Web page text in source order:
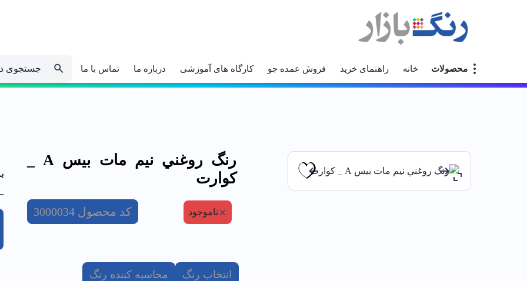
محصولات خانه راهنمای خرید فروش عمده جو کارگاه های آموزشی درباره ما تماس با ما جستجوی
رنگ روغني نيم مات بيس A _
كوارت
ناموجود کد محصول 3000034
انتخاب رنگ محاسبه کننده رنگ